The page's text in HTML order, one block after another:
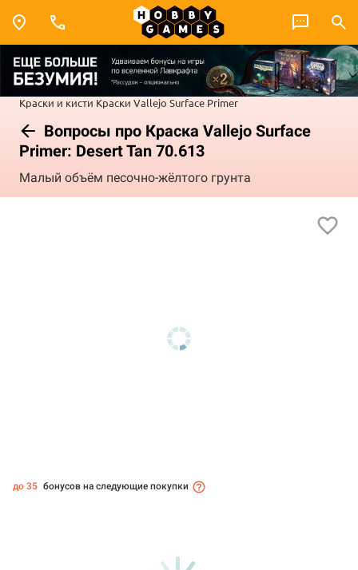
Краски и кисти Краски Vallejo Surface Primer
Вопросы про Краска Vallejo Surface
Primer: Desert Tan 70.613
Малый объём песочно-жёлтого грунта
до 35 бонусов на следующие покупки